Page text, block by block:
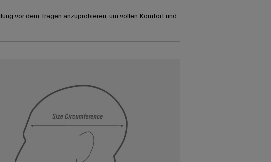
vor dem Tragen anzuprobieren, um vollen Komfort und